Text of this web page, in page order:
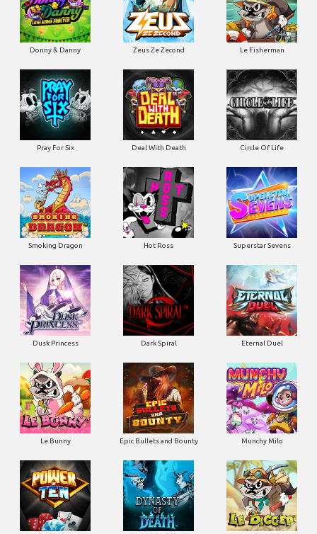
Donny & Danny Zeus Ze Zecond Le Fisherman
Pray For Six Deal With Death Circle Of Life
Smoking Dragon Hot Ross Superstar Sevens
Dusk Princess Dark Spiral Eternal Duel
Le Bunny Epic Bullets and Bounty Munchy Milo